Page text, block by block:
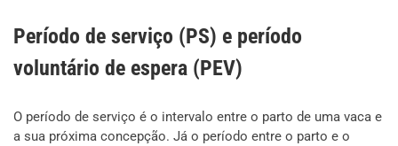
Período de serviço (PS) e período
voluntário de espera (PEV)
O período de serviço é o intervalo entre o parto de uma vaca e
a sua próxima concepção. Já o período entre o parto e o